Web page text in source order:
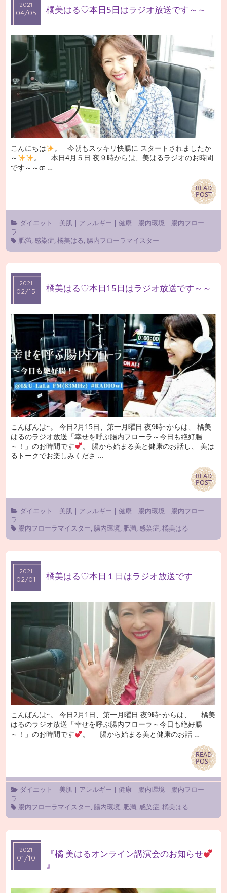
2021
04/05
2021
04/05 橘美はる♡本日5日はラジオ放送です～～
こんにちは
。 今朝もスッキリ快腸に スタートされましたか
～
。 本日4月５日 夜９時からは、美はるラジオのお時間
です～～ɶ …
READ
POST
READ
POST
ダイエット | 美肌| アレルギー | 健康 | 腸内環境| 腸内フロー
ラ
肥満, 感染症,橘美はる, 腸内フローラマイスター
2021
02/15
2021
02/15 橘美はる♡本日15日はラジオ放送です～～
こんばんは~。 今日2月15日、第一月曜日 夜9時~からは、 橘美
はるのラジオ放送「幸せを呼ぶ腸内フローラ～今日も絶好腸
～！」のお時間です
。 腸から始まる美と健康のお話し、 美は
るトークでお楽しみくださ …
READ
POST
READ
POST
ダイエット | 美肌| アレルギー | 健康 | 腸内環境| 腸内フロー
ラ
腸内フローラマイスター,腸内環境,肥満, 感染症,橘美はる
2021
02/01
2021
02/01 橘美はる♡本日１日はラジオ放送です
こんばんは~。 今日2月1日、第一月曜日 夜9時~からは、 橘美
はるのラジオ放送「幸せを呼ぶ腸内フローラ～今日も絶好腸
～！」のお時間です
。 腸から始まる美と健康のお話 …
READ
POST
READ
POST
ダイエット | 美肌| アレルギー | 健康 | 腸内環境| 腸内フロー
ラ
腸内フローラマイスター, 腸内環境, 肥満, 感染症,橘美はる
2021
01/10
2021
01/10
『橘 美はるオンライン講演会のお知らせ
』